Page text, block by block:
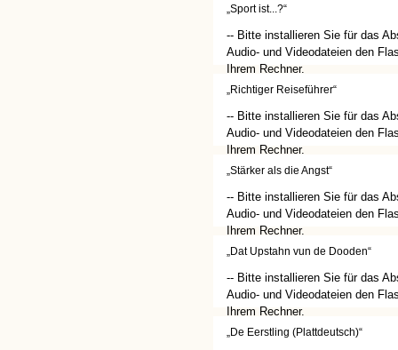
(http://get.adobe.com/de/
„Sport ist...?“
-- Bitte installieren Sie für das
Audio- und Videodateien den
Ihrem Rechner.
(http://get.adobe.com/de/
„Richtiger Reiseführer“
-- Bitte installieren Sie für das
Audio- und Videodateien den
Ihrem Rechner.
(http://get.adobe.com/de/
„Stärker als die Angst“
-- Bitte installieren Sie für das
Audio- und Videodateien den
Ihrem Rechner.
(http://get.adobe.com/de/
„Dat Upstahn vun de Dooden“
-- Bitte installieren Sie für das
Audio- und Videodateien den
Ihrem Rechner.
(http://get.adobe.com/de/
„De Eerstling (Plattdeutsch)“